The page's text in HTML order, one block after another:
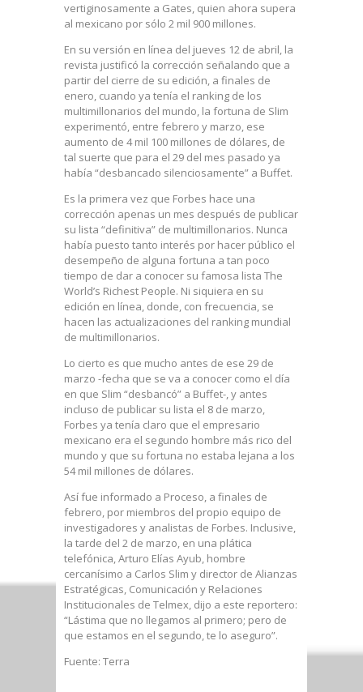
vertiginosamente a Gates, quien ahora supera
al mexicano por sólo 2 mil 900 millones.
En su versión en línea del jueves 12 de abril, la
revista justificó la corrección señalando que a
partir del cierre de su edición, a finales de
enero, cuando ya tenía el ranking de los
multimillonarios del mundo, la fortuna de Slim
experimentó, entre febrero y marzo, ese
aumento de 4 mil 100 millones de dólares, de
tal suerte que para el 29 del mes pasado ya
había “desbancado silenciosamente” a Buffet.
Es la primera vez que Forbes hace una
corrección apenas un mes después de publicar
su lista “definitiva” de multimillonarios. Nunca
había puesto tanto interés por hacer público el
desempeño de alguna fortuna a tan poco
tiempo de dar a conocer su famosa lista The
World’s Richest People. Ni siquiera en su
edición en línea, donde, con frecuencia, se
hacen las actualizaciones del ranking mundial
de multimillonarios.
Lo cierto es que mucho antes de ese 29 de
marzo -fecha que se va a conocer como el día
en que Slim “desbancó” a Buffet-, y antes
incluso de publicar su lista el 8 de marzo,
Forbes ya tenía claro que el empresario
mexicano era el segundo hombre más rico del
mundo y que su fortuna no estaba lejana a los
54 mil millones de dólares.
Así fue informado a Proceso, a finales de
febrero, por miembros del propio equipo de
investigadores y analistas de Forbes. Inclusive,
la tarde del 2 de marzo, en una plática
telefónica, Arturo Elías Ayub, hombre
cercanísimo a Carlos Slim y director de Alianzas
Estratégicas, Comunicación y Relaciones
Institucionales de Telmex, dijo a este reportero:
“Lástima que no llegamos al primero; pero de
que estamos en el segundo, te lo aseguro”.
Fuente: Terra